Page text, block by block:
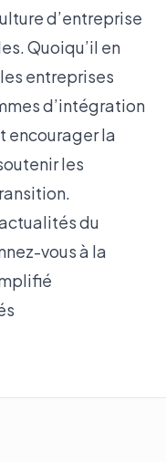
d’entreprise
Quoiqu’il en
entreprises
d’intégration
encourager la
les
du
vous à la